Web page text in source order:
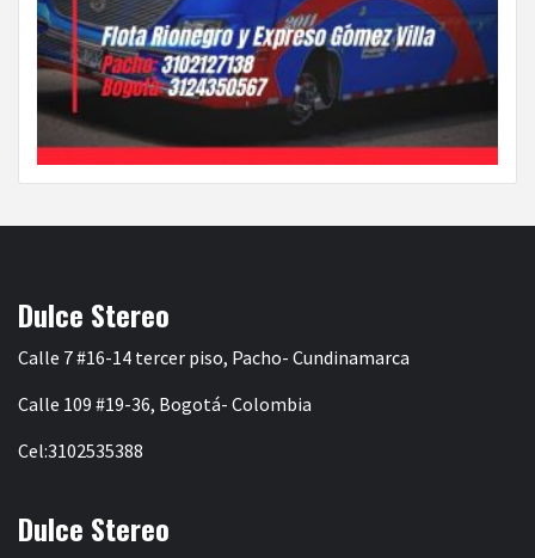
Dulce Stereo
Calle 7 #16-14 tercer piso, Pacho- Cundinamarca
Calle 109 #19-36, Bogotá- Colombia
Cel:3102535388
Dulce Stereo